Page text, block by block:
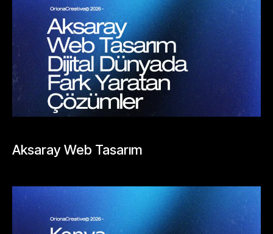
Aksaray Web Tasarım